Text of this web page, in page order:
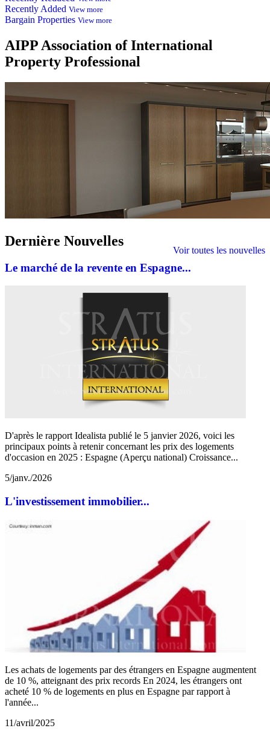
Recently Added View more
Bargain Properties View more
AIPP Association of International
Property Professional
Voir toutes les nouvelles
Dernière Nouvelles
Le marché de la revente en Espagne...
D'après le rapport Idealista publié le 5 janvier 2026, voici les
principaux points à retenir concernant les prix des logements
d'occasion en 2025 : Espagne (Aperçu national) Croissance...
5/janv./2026
L'investissement immobilier...
Les achats de logements par des étrangers en Espagne augmentent
de 10 %, atteignant des prix records En 2024, les étrangers ont
acheté 10 % de logements en plus en Espagne par rapport à
l'année...
11/avril/2025